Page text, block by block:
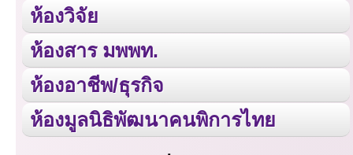
ห้องวิจัย
ห้องสาร มพพท.
ห้องอาชีพ/ธุรกิจ
ห้องมูลนิธิพัฒนาคนพิการไทย